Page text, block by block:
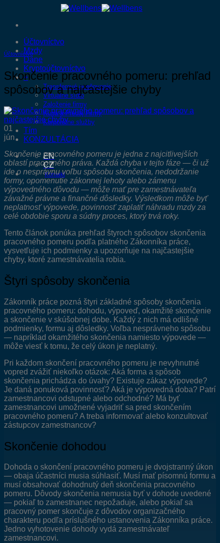
content
Účtovníctvo
Mzdy
Dane
Kryptoúčtovníctvo
+
Transferové oceňovanie
Virtuálne sídlo
Založenie firmy
Kúpa a Predaj Firmy
Korporátne služby
Tím
KONZULTÁCIA
EN
CZ
Kontakt
Účtovníctvo
Skončenie pracovného pomeru: prehľad
spôsobov a najčastejšie chyby
01
jún
Skončenie pracovného pomeru je jedna z najcitlivejších
oblastí pracovného práva. Každá chyba v tejto fáze — či už
ide o nesprávnu voľbu spôsobu skončenia, nedodržanie
formy, opomenutie zákonnej lehoty alebo zámenu
výpovedného dôvodu — môže mať pre zamestnávateľa
závažné právne a finančné dôsledky. Výsledkom môže byť
neplatnosť výpovede, povinnosť zaplatiť náhradu mzdy za
celé obdobie sporu a súdny proces, ktorý trvá roky.
Tento článok ponúka prehľad štyroch spôsobov skončenia
pracovného pomeru podľa platného Zákonníka práce,
vysvetľuje ich podmienky a upozorňuje na najčastejšie
chyby, ktoré zamestnávatelia robia.
Štyri spôsoby skončenia
Zákonník práce pozná štyri základné spôsoby skončenia
pracovného pomeru: dohodu, výpoveď, okamžité skončenie
a skončenie v skúšobnej dobe. Každý z nich má odlišné
podmienky, formu aj dôsledky. Voľba nesprávneho spôsobu
— napríklad okamžitého skončenia namiesto výpovede —
môže viesť k tomu, že celý úkon je neplatný.
Pri každom skončení pracovného pomeru je nevyhnutné
vopred zvážiť niekoľko otázok: Aká forma a spôsob
skončenia prichádza do úvahy? Existuje zákaz výpovede?
Je daná ponuková povinnosť? Aká je výpovedná doba? Patrí
zamestnancovi odstupné alebo odchodné? Má byť
zamestnancovi umožnené vyjadriť sa pred skončením
pracovného pomeru? A treba informovať alebo konzultovať
zástupcov zamestnancov?
Skončenie dohodou
Dohoda o skončení pracovného pomeru je dvojstranný úkon
— obaja účastníci musia súhlasiť. Musí mať písomnú formu a
musí obsahovať dohodnutý deň skončenia pracovného
pomeru. Dôvody skončenia nemusia byť v dohode uvedené
— pokiaľ to zamestnanec nepožaduje, alebo pokiaľ sa
pracovný pomer skončuje z dôvodov organizačného
charakteru podľa príslušného ustanovenia Zákonníka práce.
Jedno vyhotovenie dohody vydá zamestnávateľ
zamestnancovi.